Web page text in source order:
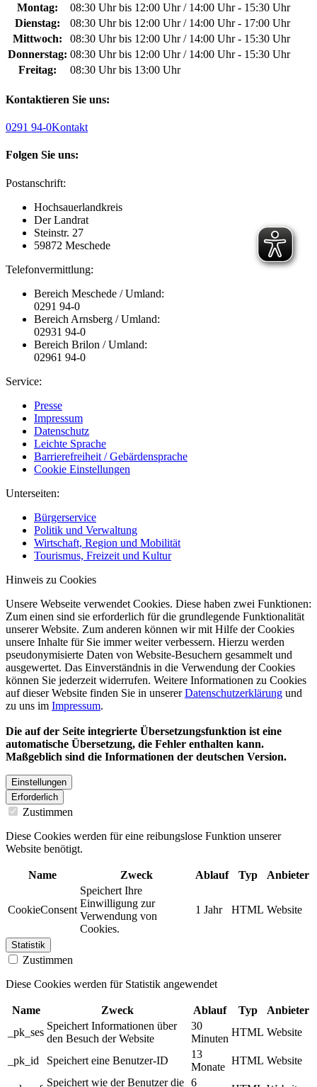
Montag:
08:30 Uhr bis 12:00 Uhr / 14:00 Uhr - 15:30 Uhr
Dienstag:
08:30 Uhr bis 12:00 Uhr / 14:00 Uhr - 17:00 Uhr
Mittwoch:
08:30 Uhr bis 12:00 Uhr / 14:00 Uhr - 15:30 Uhr
Donnerstag: 08:30 Uhr bis 12:00 Uhr / 14:00 Uhr - 15:30 Uhr
Freitag:
08:30 Uhr bis 13:00 Uhr
Kontaktieren Sie uns:
0291 94-0Kontakt
Folgen Sie uns:
Postanschrift:
Hochsauerlandkreis
Der Landrat
Steinstr. 27
59872 Meschede
Telefonvermittlung:
Bereich Meschede / Umland:
0291 94-0
Bereich Arnsberg / Umland:
02931 94-0
Bereich Brilon / Umland:
02961 94-0
Service:
Presse
Impressum
Datenschutz
Leichte Sprache
Barrierefreiheit / Gebärdensprache
Cookie Einstellungen
Unterseiten:
Bürgerservice
Politik und Verwaltung
Wirtschaft, Region und Mobilität
Tourismus, Freizeit und Kultur
Hinweis zu Cookies
Unsere Webseite verwendet Cookies. Diese haben zwei Funktionen:
Zum einen sind sie erforderlich für die grundlegende Funktionalität
unserer Website. Zum anderen können wir mit Hilfe der Cookies
unsere Inhalte für Sie immer weiter verbessern. Hierzu werden
pseudonymisierte Daten von Website-Besuchern gesammelt und
ausgewertet. Das Einverständnis in die Verwendung der Cookies
können Sie jederzeit widerrufen. Weitere Informationen zu Cookies
auf dieser Website finden Sie in unsererDatenschutzerklärung und
zu uns im Impressum.
Die auf der Seite integrierte Übersetzungsfunktion ist eine
automatische Übersetzung, die Fehler enthalten kann.
Maßgeblich sind die Informationen der deutschen Version.
Einstellungen
Erforderlich
Zustimmen
Diese Cookies werden für eine reibungslose Funktion unserer
Website benötigt.
Name Zweck Ablauf Typ Anbieter
CookieConsent
Speichert Ihre
Einwilligung zur
Verwendung von
Cookies.
1 Jahr HTML Website
Statistik
Zustimmen
Diese Cookies werden für Statistik angewendet
Name Zweck Ablauf Typ
Anbieter
_pk_ses
Speichert Informationen über
den Besuch der Website
30
Minuten
HTML Website
_pk_id Speichert eine Benutzer-ID
13
Monate
HTML Website
Speichert wie der Benutzer die 6